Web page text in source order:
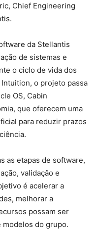
Chief Engineering
da Stellantis
de sistemas e
o ciclo de vida dos
o projeto passa
OS, Cabin
que oferecem uma
para reduzir prazos
as etapas de software,
validação e
é acelerar a
melhorar a
possam ser
modelos do grupo.